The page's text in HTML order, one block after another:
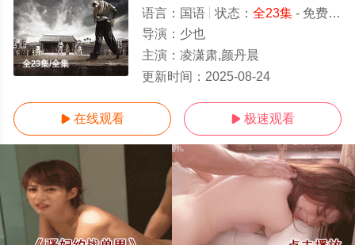
全23集/全集
语言： 国语 状态： 全23集- 免费在线观看
导演： 少也
主演： 凌潇肃,颜丹晨
更新时间： 2025-08-24
 在线观看  极速观看